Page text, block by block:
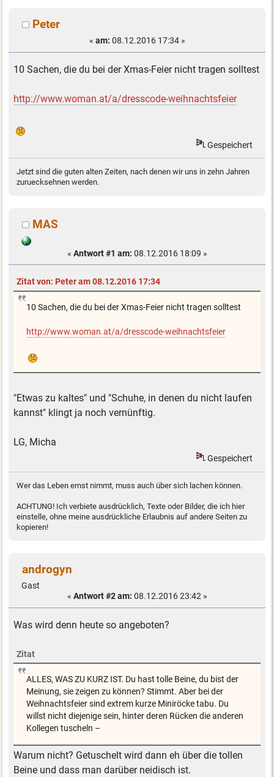
Peter
« am: 08.12.2016 17:34 »
10 Sachen, die du bei der Xmas-Feier nicht tragen solltest
http://www.woman.at/a/dresscode-weihnachtsfeier
Gespeichert
Jetzt sind die guten alten Zeiten, nach denen wir uns in zehn Jahren
zuruecksehnen werden.
MAS
« Antwort #1 am: 08.12.2016 18:09 »
Zitat von: Peter am 08.12.2016 17:34
10 Sachen, die du bei der Xmas-Feier nicht tragen solltest
http://www.woman.at/a/dresscode-weihnachtsfeier
"Etwas zu kaltes" und "Schuhe, in denen du nicht laufen
kannst" klingt ja noch vernünftig.
LG, Micha
Gespeichert
Wer das Leben ernst nimmt, muss auch über sich lachen können.
ACHTUNG! Ich verbiete ausdrücklich, Texte oder Bilder, die ich hier
einstelle, ohne meine ausdrückliche Erlaubnis auf andere Seiten zu
kopieren!
androgyn
Gast
« Antwort #2 am: 08.12.2016 23:42 »
Was wird denn heute so angeboten?
Zitat
ALLES, WAS ZU KURZ IST. Du hast tolle Beine, du bist der
Meinung, sie zeigen zu können? Stimmt. Aber bei der
Weihnachtsfeier sind extrem kurze Miniröcke tabu. Du
willst nicht diejenige sein, hinter deren Rücken die anderen
Kollegen tuscheln –
Warum nicht? Getuschelt wird dann eh über die tollen
Beine und dass man darüber neidisch ist.